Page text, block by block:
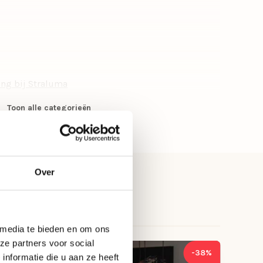
Over
te bieden en om ons
partners voor social
die u aan ze heeft
Nee, zonder dimmer
bij Straluma
Toon alle categorieën
-23% -38%